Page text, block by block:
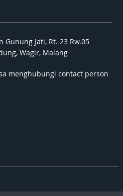
Gunung Jati, Rt. 23 Rw.05
Wagir, Malang
menghubungi contact person